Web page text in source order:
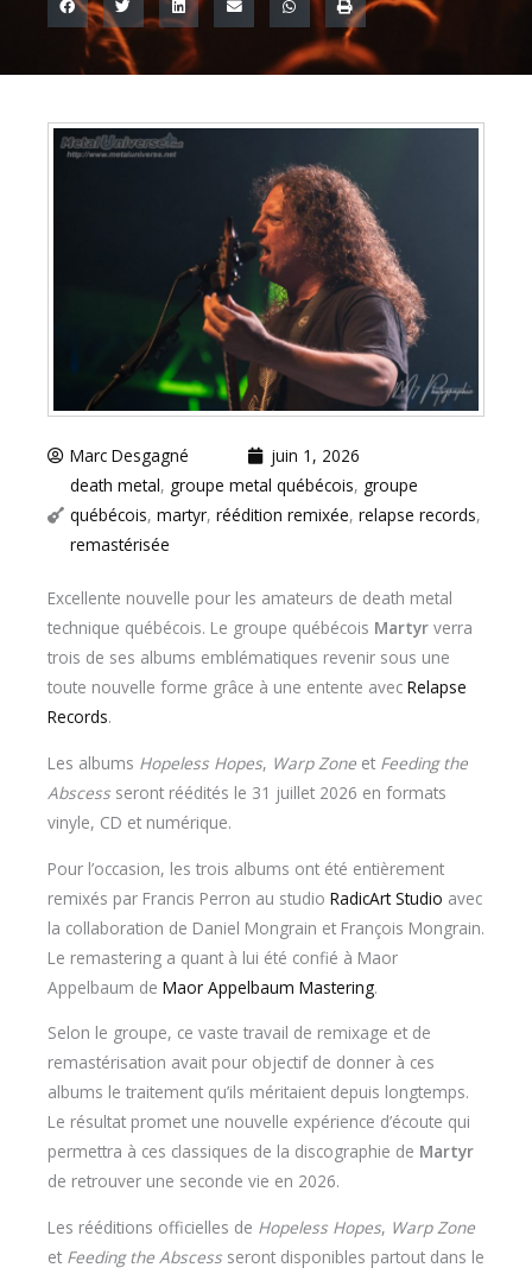
Marc Desgagné
juin 1, 2026
death metal, groupe metal québécois, groupe
québécois, martyr, réédition remixée, relapse records,
remastérisée
Excellente nouvelle pour les amateurs de death metal
technique québécois. Le groupe québécois Martyr verra
trois de ses albums emblématiques revenir sous une
toute nouvelle forme grâce à une entente avec Relapse
Records.
Les albums Hopeless Hopes, Warp Zone et Feeding the
Abscessseront réédités le 31 juillet 2026 en formats
vinyle, CD et numérique.
Pour l’occasion, les trois albums ont été entièrement
remixés par Francis Perron au studio RadicArt Studio avec
la collaboration de Daniel Mongrain et François Mongrain.
Le remastering a quant à lui été confié à Maor
Appelbaum de Maor Appelbaum Mastering.
Selon le groupe, ce vaste travail de remixage et de
remastérisation avait pour objectif de donner à ces
albums le traitement qu’ils méritaient depuis longtemps.
Le résultat promet une nouvelle expérience d’écoute qui
permettra à ces classiques de la discographie de Martyr
de retrouver une seconde vie en 2026.
Les rééditions officielles de Hopeless Hopes, Warp Zone
et Feeding the Abscessseront disponibles partout dans le